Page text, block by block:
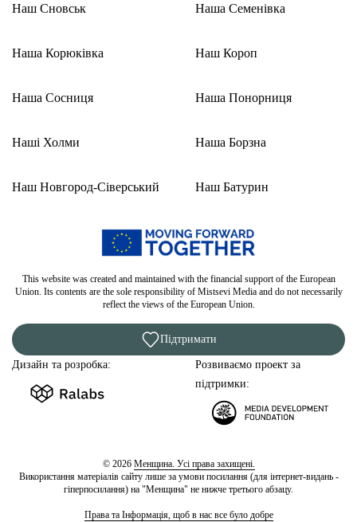
Наш Сновськ
Наша Корюківка
Наша Сосниця
Наші Холми
Наш Новгород-Сіверський
Наша Семенівка
Наш Короп
Наша Понорниця
Наша Борзна
Наш Батурин
This website was created and maintained with the financial support of the European
Union. Its contents are the sole responsibility of Mistsevi Media and do not necessarily
reflect the views of the European Union.
Підтримати
Дизайн та розробка:
Розвиваємо проект за
підтримки:
© 2026 Менщина. Усі права захищені.
Використання матеріалів сайту лише за умови посилання (для інтернет-видань -
гіперпосилання) на "Менщина" не нижче третього абзацу.
Права та Інформація, щоб в нас все було добре